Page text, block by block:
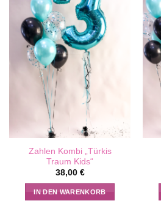
Zahlen Kombi „Türkis
Traum Kids“
38,00 €
IN DEN WARENKORB